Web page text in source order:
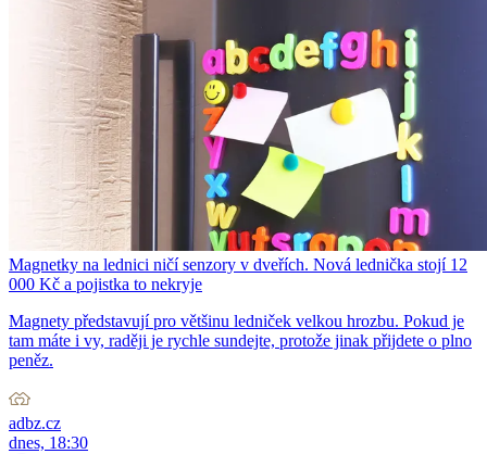
Magnetky na lednici ničí senzory v dveřích. Nová lednička stojí 12
000 Kč a pojistka to nekryje
Magnety představují pro většinu ledniček velkou hrozbu. Pokud je
tam máte i vy, raději je rychle sundejte, protože jinak přijdete o plno
peněz.
adbz.cz
dnes, 18:30